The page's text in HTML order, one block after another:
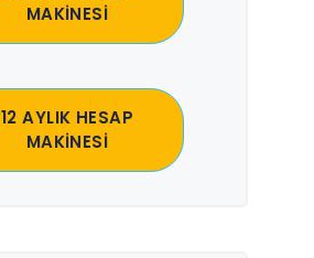
MAKİNESİ
12 AYLIK HESAP
MAKİNESİ